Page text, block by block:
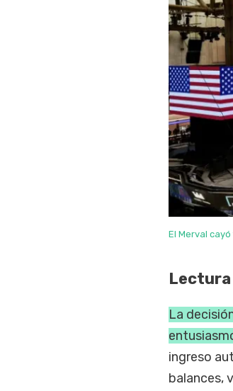
El Merval
La
ingreso
balances,